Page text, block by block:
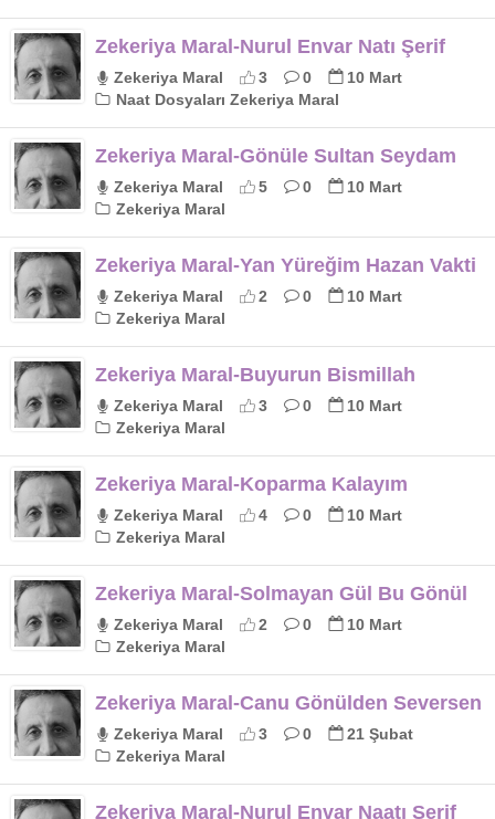
Zekeriya Maral-Nurul Envar Natı Şerif
Zekeriya Maral 3 0
10 Mart
Naat Dosyaları Zekeriya Maral
Zekeriya Maral-Gönüle Sultan Seydam
Zekeriya Maral 5 0
10 Mart
Zekeriya Maral
Zekeriya Maral-Yan Yüreğim Hazan Vakti
Zekeriya Maral 2 0
10 Mart
Zekeriya Maral
Zekeriya Maral-Buyurun Bismillah
Zekeriya Maral 3 0
10 Mart
Zekeriya Maral
Zekeriya Maral-Koparma Kalayım
Zekeriya Maral 4 0
10 Mart
Zekeriya Maral
Zekeriya Maral-Solmayan Gül Bu Gönül
Zekeriya Maral 2 0
10 Mart
Zekeriya Maral
Zekeriya Maral-Canu Gönülden Seversen
Zekeriya Maral 3 0
21 Şubat
Zekeriya Maral
Zekeriya Maral-Nurul Envar Naatı Şerif